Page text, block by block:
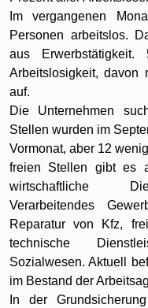
Im vergangenen
Personen arbeitslos.
aus
Arbeitslosigkeit, davon
auf.
Die Unternehmen
Stellen wurden im
Vormonat, aber 12
freien Stellen gibt es
wirtschaftliche
Verarbeitendes
Reparatur von Kfz,
technische
Sozialwesen. Aktuell
im Bestand der
In der